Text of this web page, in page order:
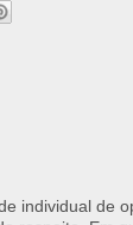
individual de